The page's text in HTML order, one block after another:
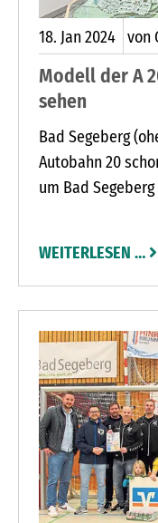
18. Jan2024 von
Modell der A
sehen
Bad Segeberg
Autobahn 20
um Bad
Einheit
zeigt in der
des geplanten
Weede und
WEITERLESEN …